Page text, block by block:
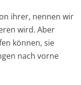
ihrer, nennen wir
wird. Aber
können, sie
nach vorne